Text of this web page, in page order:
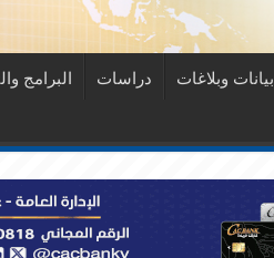
بيانات وبلاغات دراسات البرامج